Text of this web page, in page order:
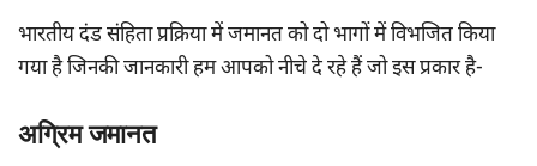
भारतीय दंड संहिता प्रक्रिया में जमानत को दो भागों में विभजित किया
गया है जिनकी जानकारी हम आपको नीचे दे रहे हैं जो इस प्रकार है-
अग्रिम जमानत